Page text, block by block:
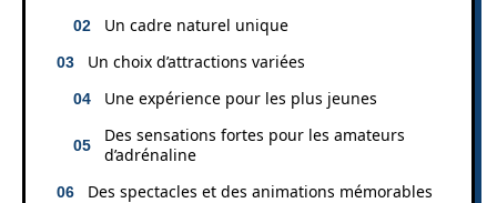
Un cadre naturel unique
Un choix d’attractions variées
Une expérience pour les plus jeunes
Des sensations fortes pour les amateurs
d’adrénaline
Des spectacles et des animations mémorables